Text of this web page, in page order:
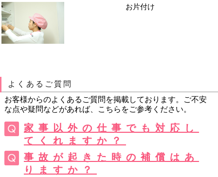
お片付け
よくあるご質問
お客様からのよくあるご質問を掲載しております。ご不安
な点や疑問などがあれば、こちらをご参考ください。
家事以外の仕事でも対応し
てくれますか？
事故が起きた時の補償はあ
りますか？